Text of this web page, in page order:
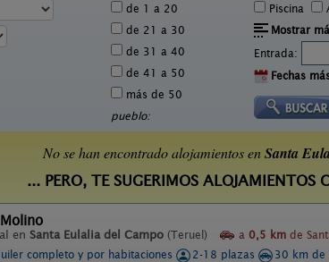
de 1 a 20
de 21 a 30
de 31 a 40
de 41 a 50
más de 50
pueblo:
Piscina
Mostrar
Entrada:
Fechas
No se han encontrado alojamientos enSanta
... PERO, TE SUGERIMOS ALOJAMIENTOS
en Santa Eulalia del Campo (Teruel) a 0,5 km de
completo y por habitaciones
2-18 plazas
30 km de